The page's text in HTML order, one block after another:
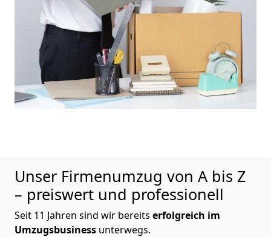
Unser Firmenumzug von A bis Z
– preiswert und professionell
Seit 11 Jahren sind wir bereits erfolgreich im
Umzugsbusiness unterwegs.